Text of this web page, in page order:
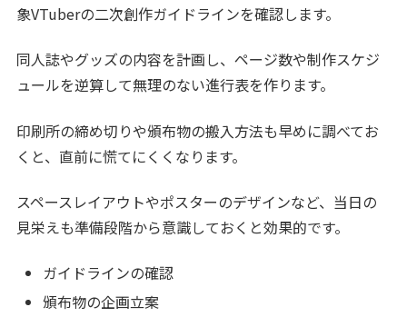
象VTuberの二次創作ガイドラインを確認します。
同人誌やグッズの内容を計画し、ページ数や制作スケジ
ュールを逆算して無理のない進行表を作ります。
印刷所の締め切りや頒布物の搬入方法も早めに調べてお
くと、直前に慌てにくくなります。
スペースレイアウトやポスターのデザインなど、当日の
見栄えも準備段階から意識しておくと効果的です。
ガイドラインの確認
頒布物の企画立案